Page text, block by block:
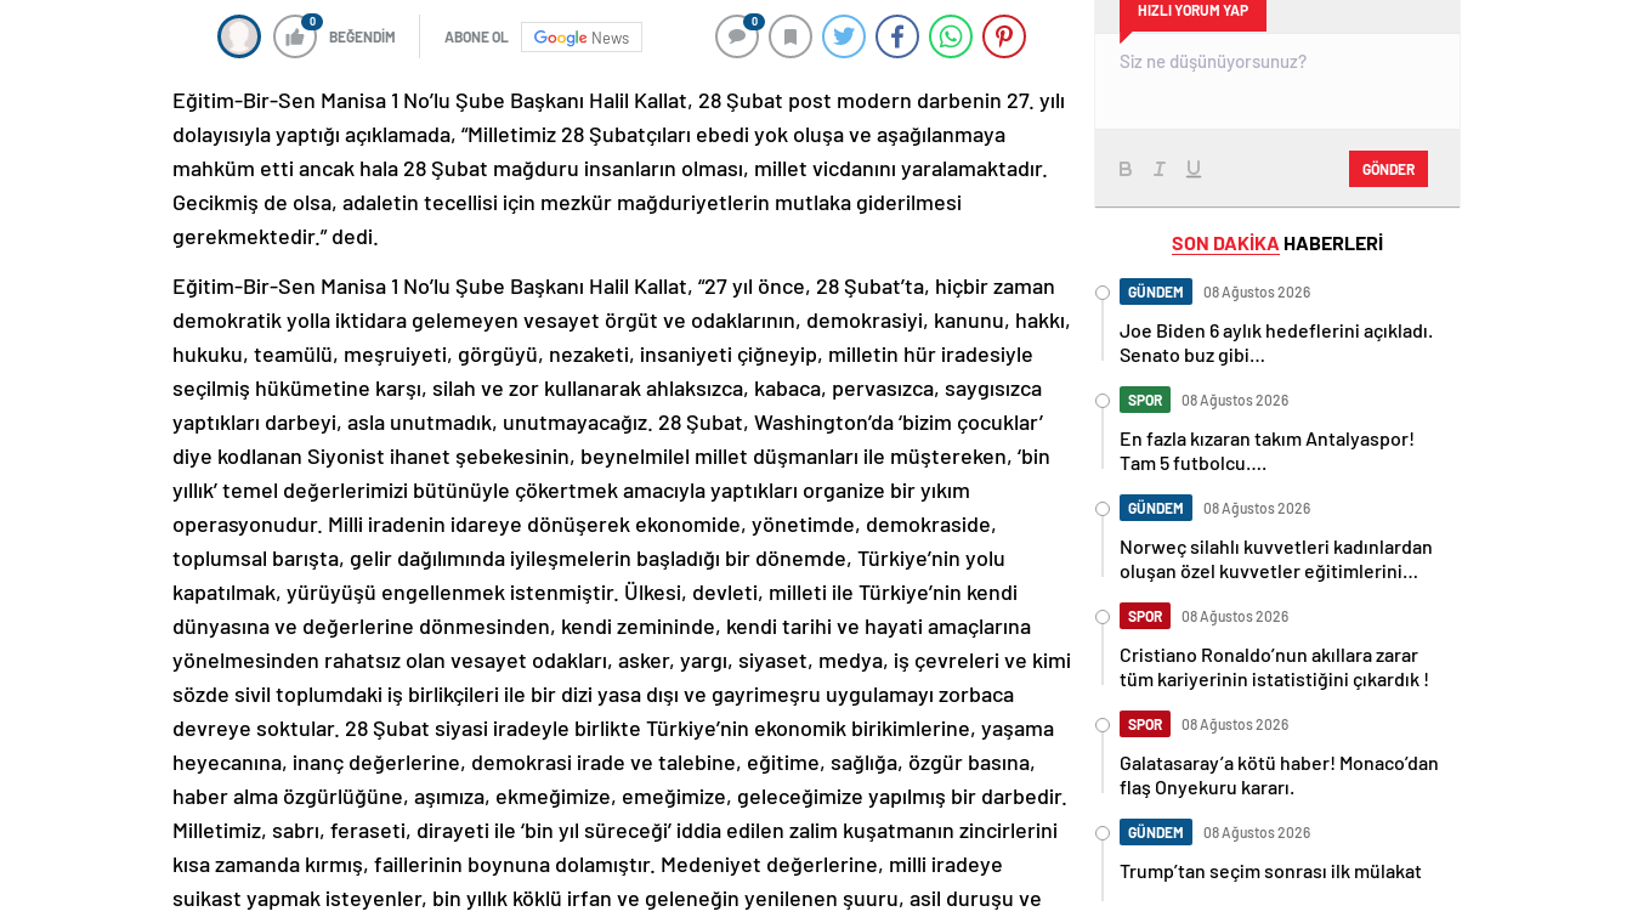
0
BEĞENDİM ABONE OL News
0
Eğitim-Bir-Sen Manisa 1 No’lu Şube Başkanı Halil Kallat, 28 Şubat post modern darbenin 27. yılı
dolayısıyla yaptığı açıklamada, “Milletimiz 28 Şubatçıları ebedi yok oluşa ve aşağılanmaya
mahküm etti ancak hala 28 Şubat mağduru insanların olması, millet vicdanını yaralamaktadır.
Gecikmiş de olsa, adaletin tecellisi için mezkür mağduriyetlerin mutlaka giderilmesi
gerekmektedir.” dedi.
Eğitim-Bir-Sen Manisa 1 No’lu Şube Başkanı Halil Kallat, “27 yıl önce, 28 Şubat’ta, hiçbir zaman
demokratik yolla iktidara gelemeyen vesayet örgüt ve odaklarının, demokrasiyi, kanunu, hakkı,
hukuku, teamülü, meşruiyeti, görgüyü, nezaketi, insaniyeti çiğneyip, milletin hür iradesiyle
seçilmiş hükümetine karşı, silah ve zor kullanarak ahlaksızca, kabaca, pervasızca, saygısızca
yaptıkları darbeyi, asla unutmadık, unutmayacağız. 28 Şubat, Washington’da ‘bizim çocuklar’
diye kodlanan Siyonist ihanet şebekesinin, beynelmilel millet düşmanları ile müştereken, ‘bin
yıllık’ temel değerlerimizi bütünüyle çökertmek amacıyla yaptıkları organize bir yıkım
operasyonudur. Milli iradenin idareye dönüşerek ekonomide, yönetimde, demokraside,
toplumsal barışta, gelir dağılımında iyileşmelerin başladığı bir dönemde, Türkiye’nin yolu
kapatılmak, yürüyüşü engellenmek istenmiştir. Ülkesi, devleti, milleti ile Türkiye’nin kendi
dünyasına ve değerlerine dönmesinden, kendi zemininde, kendi tarihi ve hayati amaçlarına
yönelmesinden rahatsız olan vesayet odakları, asker, yargı, siyaset, medya, iş çevreleri ve kimi
sözde sivil toplumdaki iş birlikçileri ile bir dizi yasa dışı ve gayrimeşru uygulamayı zorbaca
devreye soktular. 28 Şubat siyasi iradeyle birlikte Türkiye’nin ekonomik birikimlerine, yaşama
heyecanına, inanç değerlerine, demokrasi irade ve talebine, eğitime, sağlığa, özgür basına,
haber alma özgürlüğüne, aşımıza, ekmeğimize, emeğimize, geleceğimize yapılmış bir darbedir.
Milletimiz, sabrı, feraseti, dirayeti ile ‘bin yıl süreceği’ iddia edilen zalim kuşatmanın zincirlerini
kısa zamanda kırmış, faillerinin boynuna dolamıştır. Medeniyet değerlerine, milli iradeye
suikast yapmak isteyenler, bin yıllık köklü irfan ve geleneğin yenilenen şuuru, asil duruşu ve
HIZLI YORUM YAP
GÖNDER
SON DAKİKA HABERLERİ
GÜNDEM 08 Ağustos 2026
Joe Biden 6 aylık hedeflerini açıkladı.
Senato buz gibi…
SPOR 08 Ağustos 2026
En fazla kızaran takım Antalyaspor!
Tam 5 futbolcu….
GÜNDEM 08 Ağustos 2026
Norweç silahlı kuvvetleri kadınlardan
oluşan özel kuvvetler eğitimlerini
SPOR 08 Ağustos 2026
Cristiano Ronaldo’nun akıllara zarar
tüm kariyerinin istatistiğini çıkardık !
SPOR 08 Ağustos 2026
Galatasaray’a kötü haber! Monaco’dan
flaş Onyekuru kararı.
GÜNDEM 08 Ağustos 2026
Trump’tan seçim sonrası ilk mülakat